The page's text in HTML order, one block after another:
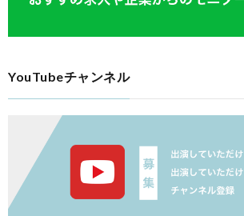
YouTubeチャンネル